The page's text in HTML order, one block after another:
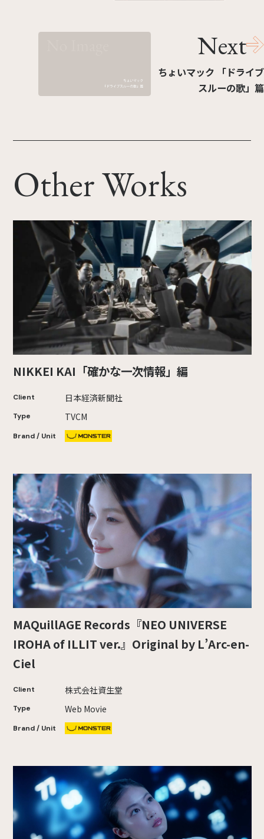
Next
ちょいマック 「ドライブ
スルーの歌」篇
Other Works
NIKKEI KAI「確かな一次情報」編
Client 日本経済新聞社
Type TVCM
Brand / Unit
MAQuillAGE Records『NEO UNIVERSE
IROHA of ILLIT ver.』Original by L’Arc-en-
Ciel
Client 株式会社資生堂
Type Web Movie
Brand / Unit